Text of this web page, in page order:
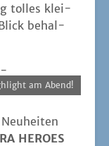
tol­les klei­
behal­
am Abend!
HEROES